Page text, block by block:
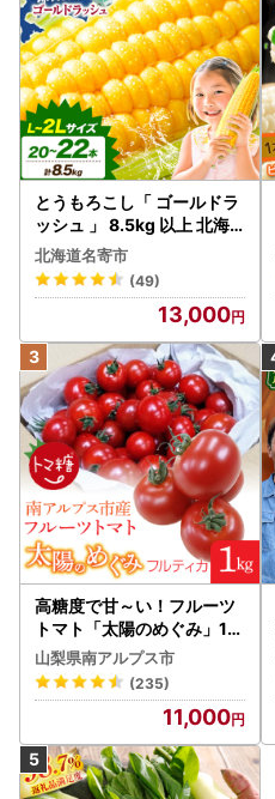
とうもろこし「 ゴールドラ
ッシュ 」 8.5kg 以上 北海
道 名寄 スイートコーン
北海道名寄市
(49)
13,000
高糖度で甘～い！フルーツ
トマト「太陽のめぐみ」1k
g ALPBI001 | 高糖度 おす
すめ 産地直送 新鮮 フレッ
シュ 高栄養素 南アルプス市
山梨県南アルプス市
(235)
11,000